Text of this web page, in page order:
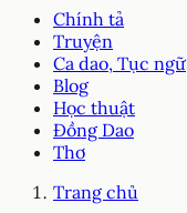
Chính tả
Truyện
Ca dao, Tục ngữ
Blog
Học thuật
Đồng Dao
Thơ
Trang chủ